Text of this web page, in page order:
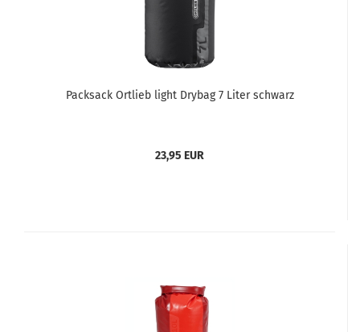
Packsack Ortlieb light Drybag 7 Liter schwarz
23,95 EUR